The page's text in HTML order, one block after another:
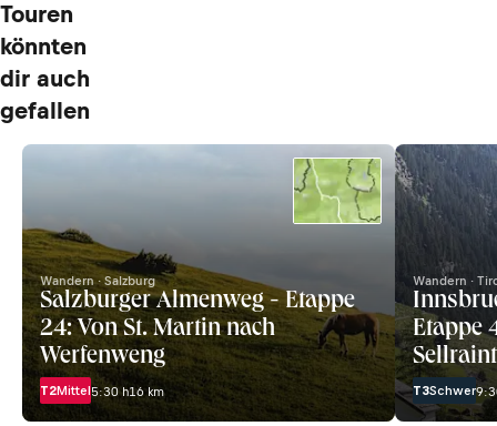
Touren
könnten
dir auch
gefallen
Wandern · Salzburg
Salzburger Almenweg - Etappe
24: Von St. Martin nach
Werfenweng
T2Mittel5:30 h16 km
Wandern ·
Etappe
T3Schwer